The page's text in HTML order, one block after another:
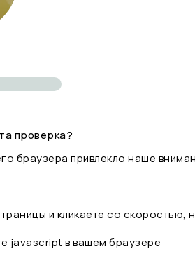
проверка?
браузера привлекло наше
и кликаете со
javascript в вашем браузере